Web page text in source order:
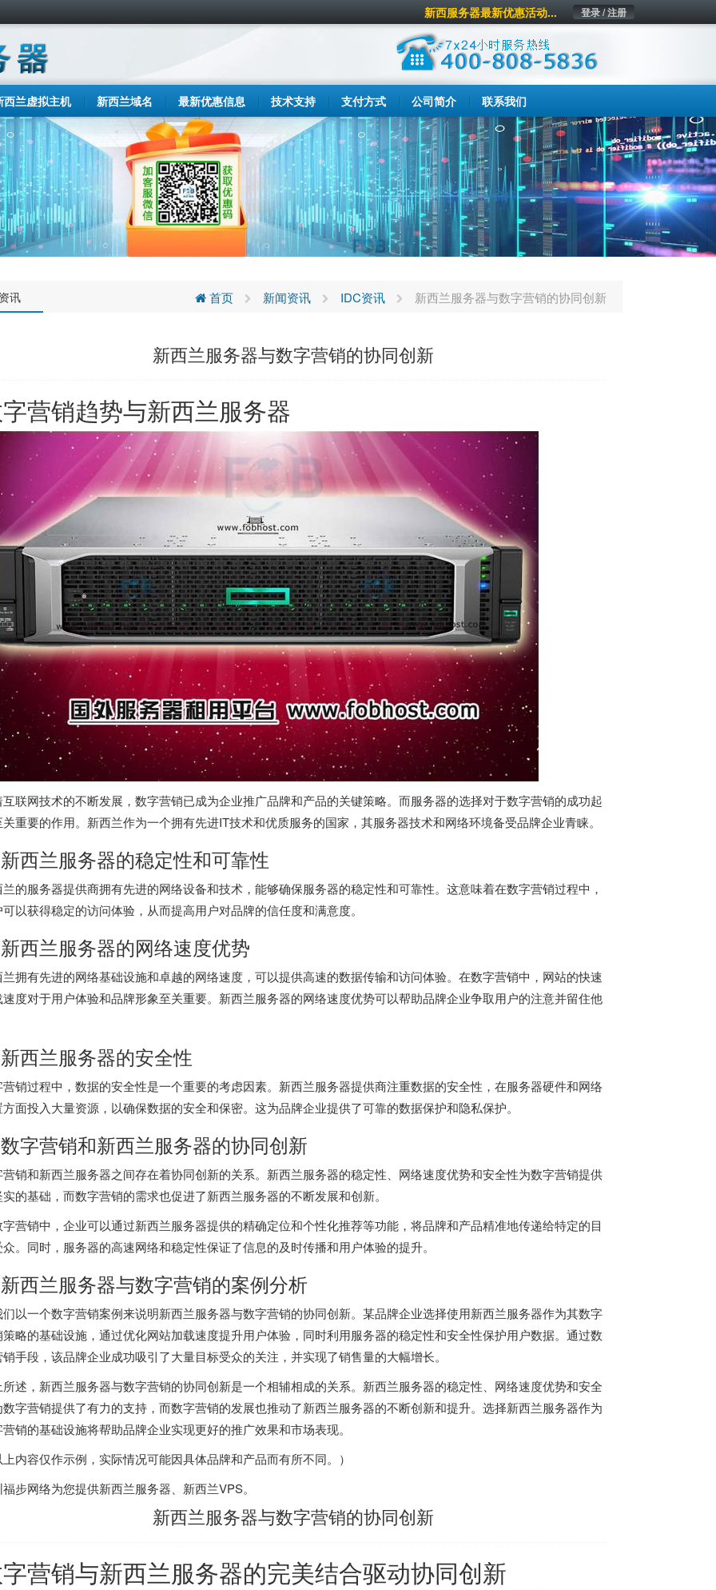
登录 / 注册
新西服务器最新优惠活动...
西兰虚拟主机 新西兰域名 最新优惠信息 技术支持 支付方式 公司简介 联系我们
讯 首页 新闻资讯 IDC资讯 新西兰服务器与数字营销的协同创新
新西兰服务器与数字营销的协同创新
营销趋势与新西兰服务器
互联网技术的不断发展，数字营销已成为企业推广品牌和产品的关键策略。而服务器的选择对于数字营销的成功起
重要的作用。新西兰作为一个拥有先进IT技术和优质服务的国家，其服务器技术和网络环境备受品牌企业青睐。
新西兰服务器的稳定性和可靠性
的服务器提供商拥有先进的网络设备和技术，能够确保服务器的稳定性和可靠性。这意味着在数字营销过程中，
以获得稳定的访问体验，从而提高用户对品牌的信任度和满意度。
新西兰服务器的网络速度优势
兰拥有先进的网络基础设施和卓越的网络速度，可以提供高速的数据传输和访问体验。在数字营销中，网站的快速
度对于用户体验和品牌形象至关重要。 新西兰服务器的网络速度优势可以帮助品牌企业争取用户的注意并留住他
西兰服务器的安全性
营销过程中，数据的安全性是一个重要的考虑因素。新西兰服务器提供商注重数据的安全性，在服务器硬件和网络
面投入大量资源，以确保数据的安全和保密。这为品牌企业提供了可靠的数据保护和隐私保护。
字营销和新西兰服务器的协同创新
销和新西兰服务器之间存在着协同创新的关系。新西兰服务器的稳定性、网络速度优势和安全性为数字营销提供
的基础，而数字营销的需求也促进了新西兰服务器的不断发展和创新。
营销中，企业可以通过新西兰服务器提供的精确定位和个性化推荐等功能，将品牌和产品精准地传递给特定的目
。同时，服务器的高速网络和稳定性保证了信息的及时传播和用户体验的提升。
西兰服务器与数字营销的案例分析
们以一个数字营销案例来说明新西兰服务器与数字营销的协同创新。某品牌企业选择使用新西兰服务器作为其数字
策略的基础设施，通过优化网站加载速度提升用户体验，同时利用服务器的稳定性和安全性保护用户数据。通过数
手段，该品牌企业成功吸引了大量目标受众的关注，并实现了销售量的大幅增长。
所述，新西兰服务器与数字营销的协同创新是一个相辅相成的关系。新西兰服务器的稳定性、网络速度优势和安全
数字营销提供了有力的支持，而数字营销的发展也推动了新西兰服务器的不断创新和提升。选择新西兰服务器作为
销的基础设施将帮助品牌企业实现更好的推广效果和市场表现。
内容仅作示例，实际情况可能因具体品牌和产品而有所不同。）
福步网络为您提供新西兰服务器 新西兰VPS。
新西兰服务器与数字营销的协同创新
营销与新西兰服务器的完美结合驱动协同创新